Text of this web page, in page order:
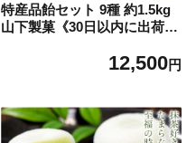
特産品飴セット 9種 約1.5kg
山下製菓《30日以内に出荷予
つま町 鹿児島 特産品 飴 アメ
12,500円